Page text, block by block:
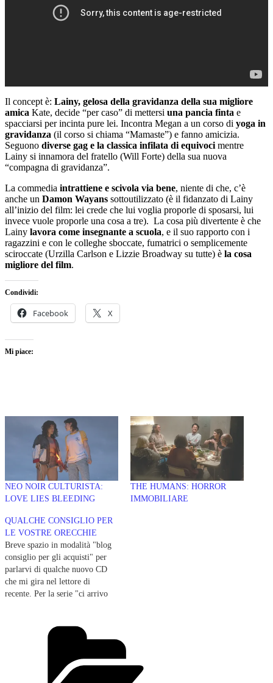
Il concept è: Lainy, gelosa della gravidanza della sua migliore
amica Kate, decide “per caso” di mettersi una pancia finta e
spacciarsi per incinta pure lei. Incontra Megan a un corso di yoga in
gravidanza (il corso si chiama “Mamaste”) e fanno amicizia.
Seguono diverse gag e la classica infilata di equivoci mentre
Lainy si innamora del fratello (Will Forte) della sua nuova
“compagna di gravidanza”.
La commedia intrattiene e scivola via bene, niente di che, c’è
anche un Damon Wayans sottoutilizzato (è il fidanzato di Lainy
all’inizio del film: lei crede che lui voglia proporle di sposarsi, lui
invece vuole proporle una cosa a tre). La cosa più divertente è che
Lainy lavora come insegnante a scuola, e il suo rapporto con i
ragazzini e con le colleghe sboccate, fumatrici o semplicemente
sciroccate (Urzilla Carlson e Lizzie Broadway su tutte) è la cosa
migliore del film.
Condividi:
Facebook X
Mi piace:
NEO NOIR CULTURISTA:
LOVE LIES BLEEDING
THE HUMANS: HORROR
IMMOBILIARE
QUALCHE CONSIGLIO PER
LE VOSTRE ORECCHIE
Breve spazio in modalità "blog
consiglio per gli acquisti" per
parlarvi di qualche nuovo CD
che mi gira nel lettore di
recente. Per la serie "ci arrivo
Back to Black di Amy
Winehouse (un nome che…